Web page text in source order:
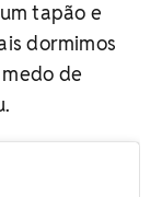
tapão e
dormimos
de